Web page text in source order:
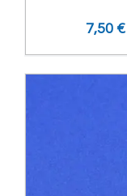
7,50 €